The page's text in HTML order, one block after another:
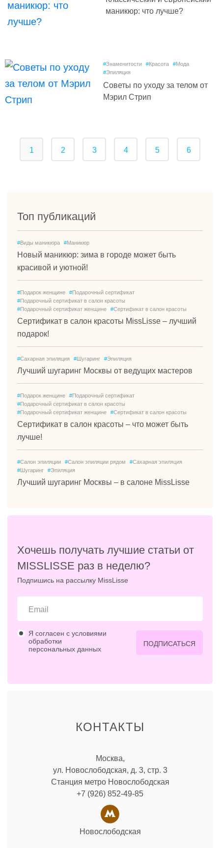
маникюр: что лучше?
#Знаменитости #Красота #Мода
#Эпиляция
Советы по уходу за телом от
Мэрил Стрип
1 2 3 4 5 6
Топ публикаций
#Виды маникюра #Маникюр
Новый маникюр: зима в городе может быть
красивой и уютной!
#Подарок женщине #Подарочный сертификат
#Подарочный сертификат в салон красоты
#Подарочный сертификат женщине #Сертификат в салон красоты
Сертификат в салон красоты MissLisse – лучший
подарок!
#Сахарная эпиляция #Шугаринг #Эпиляция
Лучший шугаринг Москвы от ведущих мастеров
#Подарок женщине #Подарочный сертификат
#Подарочный сертификат в салон красоты
#Подарочный сертификат женщине #Сертификат в салон красоты
Сертификат в салон красоты – что может быть
лучше!
#Салон эпиляции #Салон эпиляции рядом #Сахарная эпиляция
#Шугаринг #Эпиляция
Лучший шугаринг Москвы – в салоне MissLisse
Хочешь получать лучшие статьи от
MISSLISSE раз в неделю?
Подпишись на рассылку MissLisse
Я согласен с условиями
обработки
персональных данных
ПОДПИСАТЬСЯ
КОНТАКТЫ
Москва,
ул. Новослободская, д. 3, стр. 3
Станция метро Новослободская
+7 (926) 852-49-85
Новослободская